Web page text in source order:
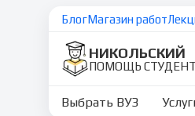
БлогМагазин работ
НИКОЛЬСКИЙ
ПОМОЩЬ
Выбрать ВУЗ